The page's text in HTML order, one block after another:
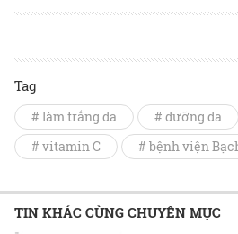
Tag
# làm trắng da # dưỡng da
# vitamin C
# bệnh viện
TIN KHÁC CÙNG CHUYÊN MỤC